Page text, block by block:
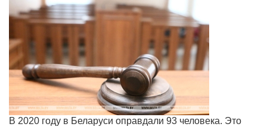
В 2020 году в Беларуси оправдали 93 человека. Это